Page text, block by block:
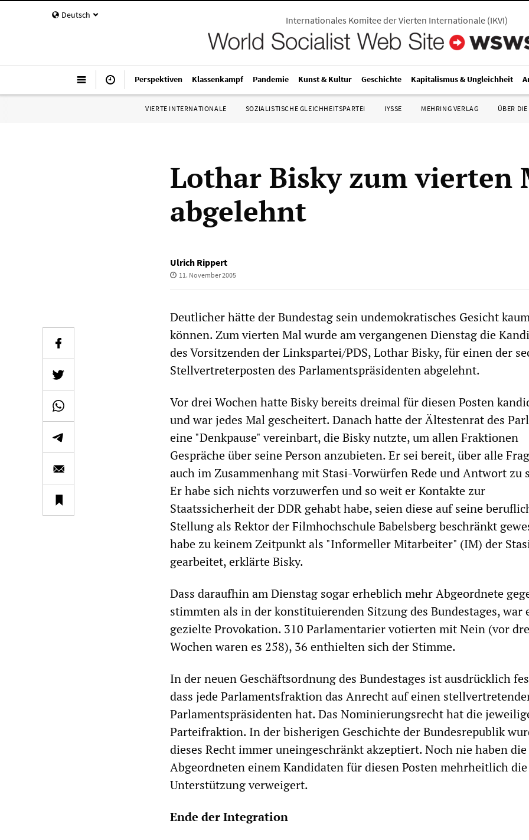
Deutsch Internationales Komitee der Vierten Internationale (IKVI)
Perspektiven Klassenkampf Pandemie Kunst & Kultur Geschichte Kapitalismus & Ungleichheit
VIERTE INTERNATIONALE SOZIALISTISCHE GLEICHHEITSPARTEI IYSSE MEHRING VERLAG ÜBER DIE
Lothar Bisky zum vierten
abgelehnt
Ulrich Rippert
11. November 2005
Deutlicher hätte der Bundestag sein undemokratisches Gesicht
können. Zum vierten Mal wurde am vergangenen Dienstag die
des Vorsitzenden der Linkspartei/PDS, Lothar Bisky, für einen der
Stellvertreterposten des Parlamentspräsidenten abgelehnt.
Vor drei Wochen hatte Bisky bereits dreimal für diesen Posten
und war jedes Mal gescheitert. Danach hatte der Ältestenrat des
eine "Denkpause" vereinbart, die Bisky nutzte, um allen Fraktionen
Gespräche über seine Person anzubieten. Er sei bereit, über alle
auch im Zusammenhang mit Stasi-Vorwürfen Rede und Antwort zu
Er habe sich nichts vorzuwerfen und so weit er Kontakte zur
Staatssicherheit der DDR gehabt habe, seien diese auf seine
Stellung als Rektor der Filmhochschule Babelsberg beschränkt
habe zu keinem Zeitpunkt als "Informeller Mitarbeiter" (IM) der
gearbeitet, erklärte Bisky.
Dass daraufhin am Dienstag sogar erheblich mehr Abgeordnete
stimmten als in der konstituierenden Sitzung des Bundestages, war
gezielte Provokation. 310 Parlamentarier votierten mit Nein (vor
Wochen waren es 258), 36 enthielten sich der Stimme.
In der neuen Geschäftsordnung des Bundestages ist ausdrücklich
dass jede Parlamentsfraktion das Anrecht auf einen
Parlamentspräsidenten hat. Das Nominierungsrecht hat die
Parteifraktion. In der bisherigen Geschichte der Bundesrepublik
dieses Recht immer uneingeschränkt akzeptiert. Noch nie haben die
Abgeordneten einem Kandidaten für diesen Posten mehrheitlich die
Unterstützung verweigert.
Ende der Integration